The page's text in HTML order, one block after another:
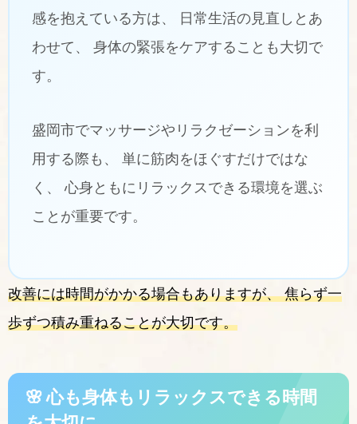
感を抱えている方は、 日常生活の見直しとあ
わせて、 身体の緊張をケアすることも大切で
す。
盛岡市でマッサージやリラクゼーションを利
用する際も、 単に筋肉をほぐすだけではな
く、 心身ともにリラックスできる環境を選ぶ
ことが重要です。
改善には時間がかかる場合もありますが、 焦らず一
歩ずつ積み重ねることが大切です。
🌸 心も身体もリラックスできる時間